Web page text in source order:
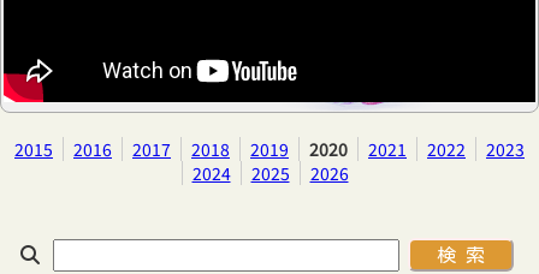
2015 2016 2017 2018 2019 2020 2021 2022
2023
2024
2025 2026